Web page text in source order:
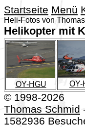
Startseite Menü
Heli-Fotos von
Helikopter mit
OY-HGU OY-
© 1998-2026
Thomas Schmid
1582936